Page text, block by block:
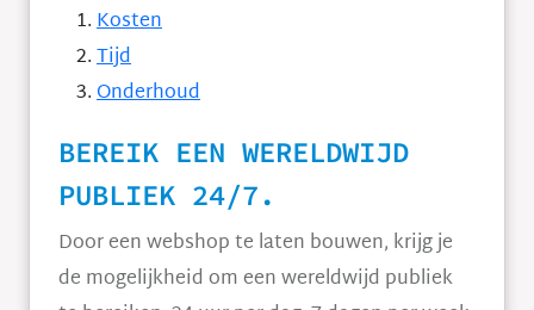
Kosten
Tijd
Onderhoud
BEREIK EEN WERELDWIJD
PUBLIEK 24/7.
Door een webshop te laten bouwen, krijg je
de mogelijkheid om een wereldwijd publiek